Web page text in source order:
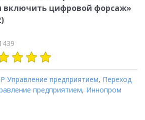
включить цифровой форсаж»
Управление предприятием, Переход
предприятием, Иннопром